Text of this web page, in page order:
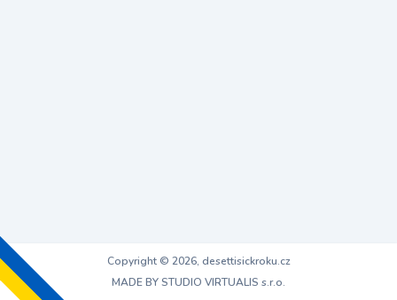
Copyright © 2026, desettisickroku.cz
MADE BY STUDIO VIRTUALIS s.r.o.